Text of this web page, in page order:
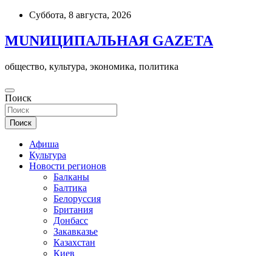
Skip
content
Суббота, 8 августа, 2026
MUNИЦИПАЛЬНАЯ GAZЕТА
общество, культура, экономика, политика
Поиск
Поиск
Афиша
Культура
Новости регионов
Балканы
Балтика
Белоруссия
Британия
Донбасс
Закавказье
Казахстан
Киев